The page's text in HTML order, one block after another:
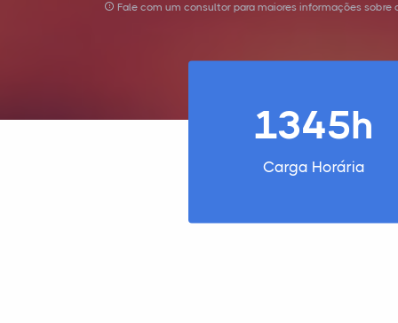
Fale com um consultor para maiores informações sobre
1345h
Carga Horária